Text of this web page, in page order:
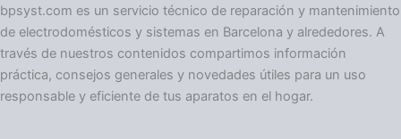
o
r
a
s
bpsyst.com es un servicio técnico de reparación y mantenimiento
de electrodomésticos y sistemas en Barcelona y alrededores. A
través de nuestros contenidos compartimos información
práctica, consejos generales y novedades útiles para un uso
responsable y eficiente de tus aparatos en el hogar.